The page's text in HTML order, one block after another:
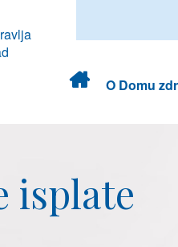
Dom
zdravlja
O Domu
isplate